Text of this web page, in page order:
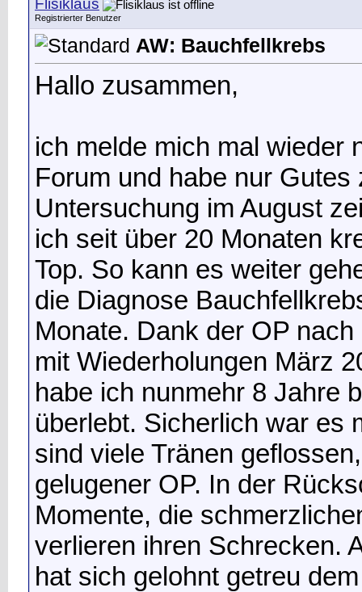
Flisiklaus
Registrierter Benutzer
AW: Bauchfellkrebs
Hallo zusammen,
ich melde mich mal wieder
Forum und habe nur
Untersuchung im August
ich seit über 20 Monaten
Top. So kann es weiter
die Diagnose
Monate. Dank der OP
mit Wiederholungen März
habe ich nunmehr 8 Jahre
überlebt. Sicherlich war es
sind viele Tränen
gelugener OP. In der
Momente, die
verlieren ihren Schrecken.
hat sich gelohnt getreu